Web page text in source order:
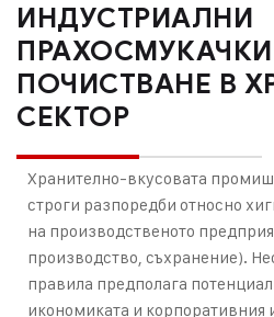
ИНДУСТРИАЛНИ
ПОЧИСТВАНЕ В
СЕКТОР
Хранително-вкусовата
строги разпоредби относно
на производственото
производство, съхранение).
правила предполага
икономиката и